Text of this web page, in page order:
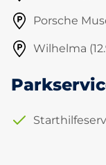
Porsche
Wilhelma